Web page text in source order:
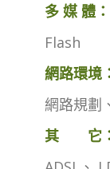
多 媒 體：
Flash
網路環境：
網路規劃
其 它：